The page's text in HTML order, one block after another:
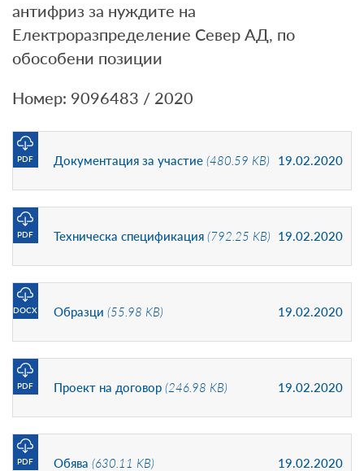
антифриз за нуждите на
Електроразпределение Север АД, по
обособени позиции
Номер: 9096483 / 2020
Документация за участие (480.59 KB) 19.02.2020
PDF
Техническа спецификация (792.25 KB) 19.02.2020
PDF
Образци (55.98 KB) 19.02.2020
DOCX
Проект на договор (246.98 KB) 19.02.2020
PDF
Oбява (630.11 KB) 19.02.2020
PDF